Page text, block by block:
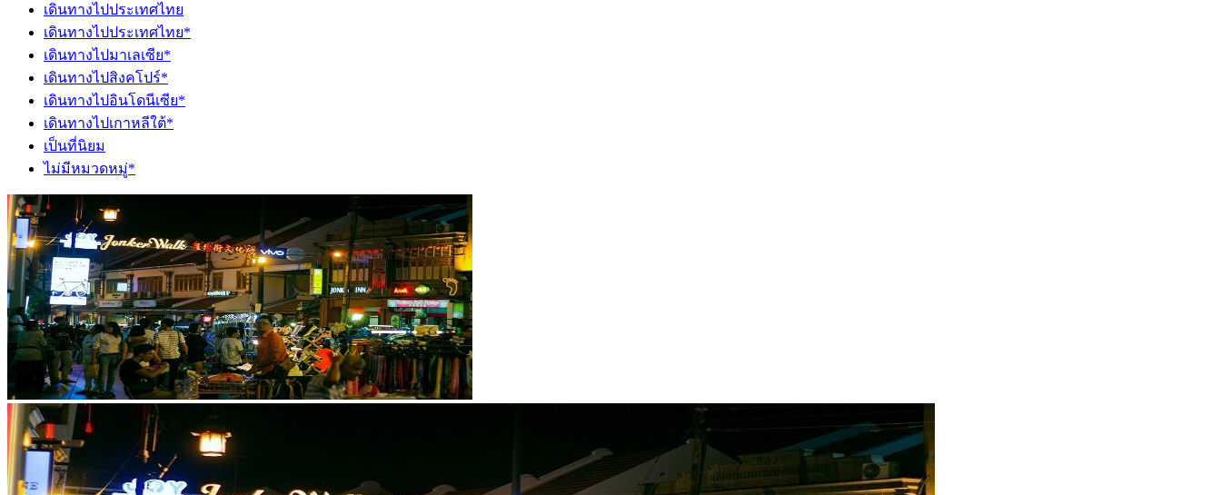
เดินทางไปประเทศไทย
เดินทางไปประเทศไทย*
เดินทางไปมาเลเซีย*
เดินทางไปสิงคโปร์*
เดินทางไปอินโดนีเซีย*
เดินทางไปเกาหลีใต้*
เป็นที่นิยม
ไม่มีหมวดหมู่*